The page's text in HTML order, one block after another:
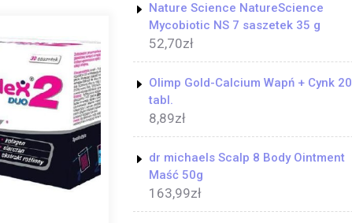
Nature Science NatureScience
Mycobiotic NS 7 saszetek 35 g
52,70zł
Olimp Gold-Calcium Wapń + Cynk 20
tabl.
8,89zł
dr michaels Scalp 8 Body Ointment
Maść 50g
163,99zł